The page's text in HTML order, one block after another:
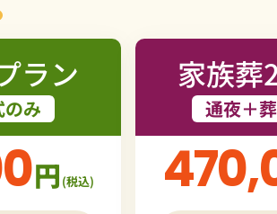
ラン
み
円 (税込)
家族葬
通夜＋